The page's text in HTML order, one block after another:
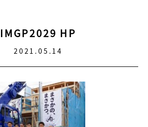
IMGP2029 HP
2021.05.14